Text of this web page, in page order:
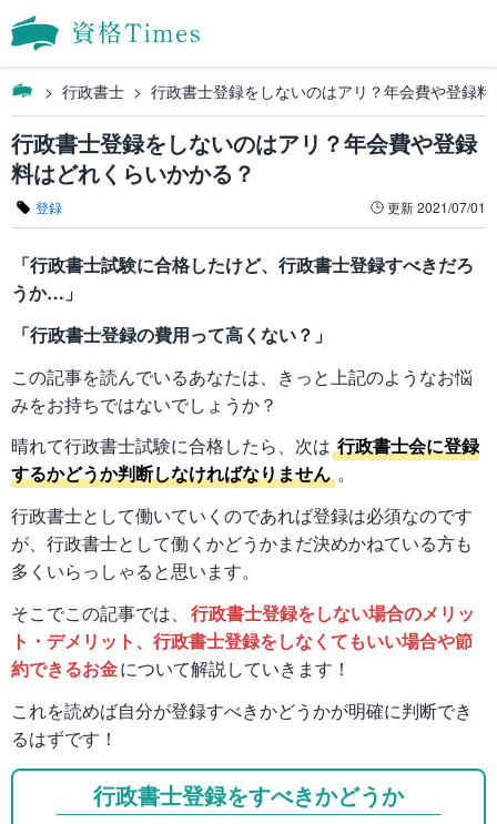
行政書士 行政書士登録をしないのはアリ？年会費や登録
行政書士登録をしないのはアリ？年会費や登録
料はどれくらいかかる？
登録 更新2021/07/01
「行政書士試験に合格したけど、行政書士登録すべきだろ
うか…」
「行政書士登録の費用って高くない？」
この記事を読んでいるあなたは、きっと上記のようなお悩
みをお持ちではないでしょうか？
晴れて行政書士試験に合格したら、次は 行政書士会に登録
するかどうか判断しなければなりません 。
行政書士として働いていくのであれば登録は必須なのです
が、行政書士として働くかどうかまだ決めかねている方も
多くいらっしゃると思います。
そこでこの記事では、 行政書士登録をしない場合のメリッ
ト・デメリット、行政書士登録をしなくてもいい場合や節
約できるお金について解説していきます！
これを読めば自分が登録すべきかどうかが明確に判断でき
るはずです！
行政書士登録をすべきかどうか